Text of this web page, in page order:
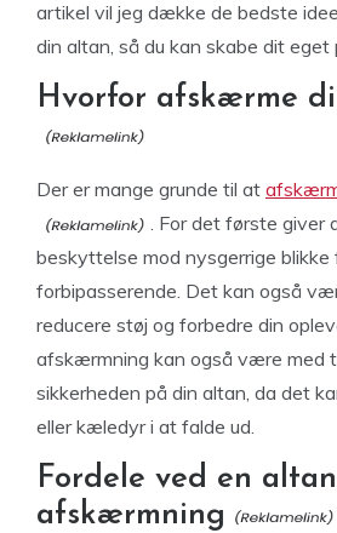
artikel vil jeg dække de bedste
din altan, så du kan skabe dit eget
Hvorfor afskærme
Der er mange grunde til at
. For det første giver
beskyttelse mod nysgerrige blikke
forbipasserende. Det kan også
reducere støj og forbedre din
afskærmning kan også være med
sikkerheden på din altan, da det
eller kæledyr i at falde ud.
Fordele ved en altan
afskærmning